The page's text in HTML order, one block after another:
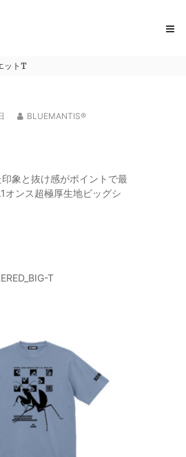
ットT
BLUEMANTIS®
象と抜け感がポイントで最
オンス超極厚生地ビッグシ
T